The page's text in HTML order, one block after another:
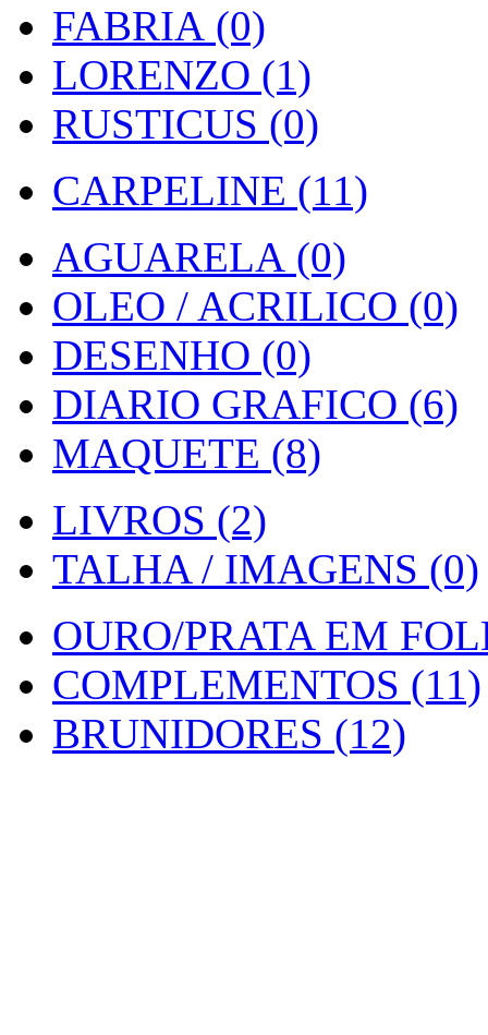
FABRIA (0)
LORENZO (1)
RUSTICUS (0)
CARPELINE (11)
AGUARELA (0)
OLEO / ACRILICO (0)
DESENHO (0)
DIARIO GRAFICO (6)
MAQUETE (8)
LIVROS (2)
TALHA / IMAGENS (0)
OURO/PRATA EM
COMPLEMENTOS (11)
BRUNIDORES (12)